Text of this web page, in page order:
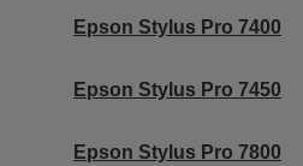
Epson Stylus Pro 7400
Epson Stylus Pro 7450
Epson Stylus Pro 7800